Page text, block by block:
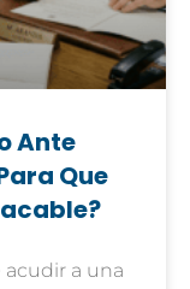
Ante
Que
acudir a una